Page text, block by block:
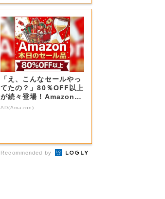
「え、こんなセールやっ
てたの？」80％OFF以上
が続々登場！Amazonの
本気が...
AD(Amazon)
Recommended by